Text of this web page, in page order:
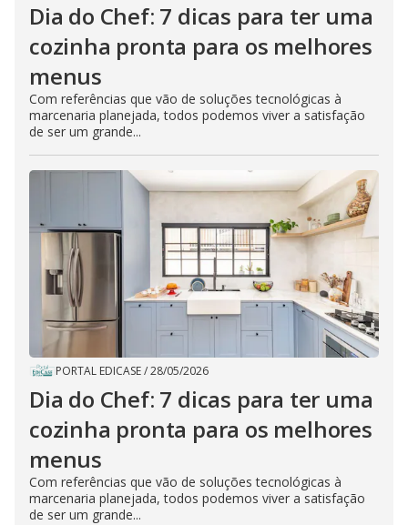
Dia do Chef: 7 dicas para ter uma
cozinha pronta para os melhores
menus
Com referências que vão de soluções tecnológicas à
marcenaria planejada, todos podemos viver a satisfação
de ser um grande...
PORTAL EDICASE/28/05/2026
Dia do Chef: 7 dicas para ter uma
cozinha pronta para os melhores
menus
Com referências que vão de soluções tecnológicas à
marcenaria planejada, todos podemos viver a satisfação
de ser um grande...